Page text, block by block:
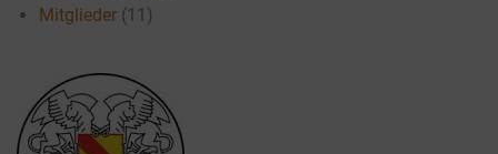
Mitglieder (11)